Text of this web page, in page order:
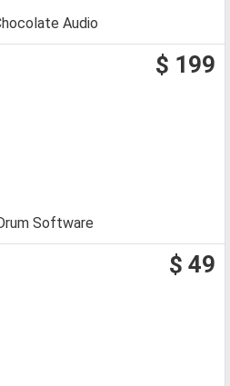
Audio
$ 199
Software
$ 49